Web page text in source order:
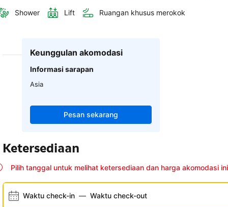
Shower Lift Ruangan khusus merokok
Keunggulan akomodasi
Informasi sarapan
Asia
Pesan sekarang
Ketersediaan
Pilih tanggal untuk melihat ketersediaan dan harga akomodasi ini
Waktu check-in — Waktu check-out